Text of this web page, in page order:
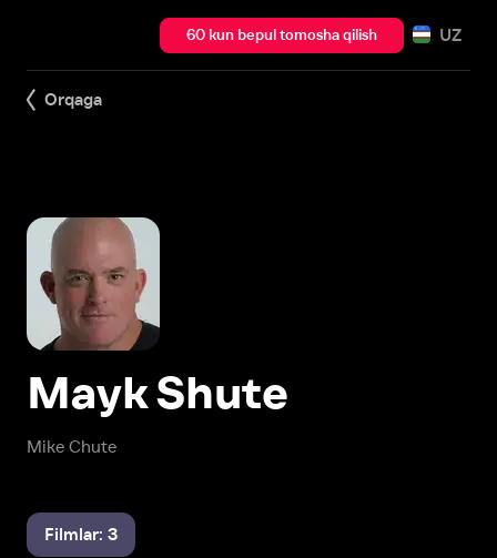
60 kun bepul tomosha qilish UZ
Orqaga
Mike Chute
Mayk Shute
Filmlar: 3